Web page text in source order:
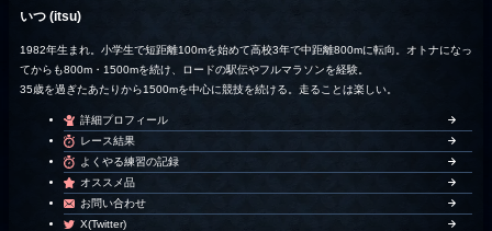
いつ (itsu)
1982年生まれ。小学生で短距離100mを始めて高校3年で中距離800mに転向。オトナになっ
てからも800m・1500mを続け、ロードの駅伝やフルマラソンを経験。
35歳を過ぎたあたりから1500mを中心に競技を続ける。走ることは楽しい。
詳細プロフィール
レース結果
よくやる練習の記録
オススメ品
お問い合わせ
X(Twitter)